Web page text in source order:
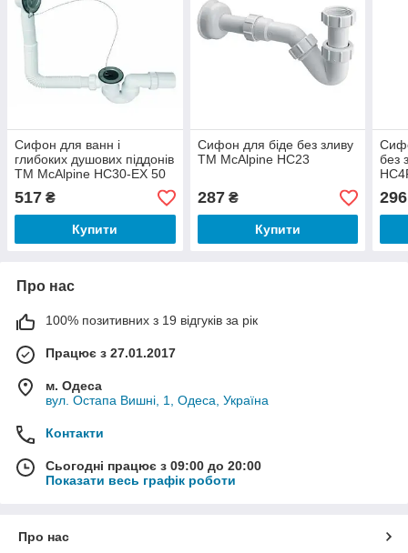
Сифон для ванн і
глибоких душових піддонів
ТМ McAlpine HC30-EX 50
мм Англія злив/перелив з
корком
517 ₴
Купити
Сифон для біде без зливу
ТМ McAlpine HC23
287₴
Купити
без
296
Про нас
100% позитивних з 19 відгуків за рік
Працює з 27.01.2017
м. Одеса
вул. Остапа Вишні, 1, Одеса, Україна
Контакти
Сьогодні працює з 09:00 до 20:00
Показати весь графік роботи
Про нас